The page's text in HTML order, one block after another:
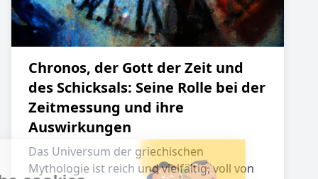
Chronos, der Gott der Zeit und
des Schicksals: Seine Rolle bei der
Zeitmessung und ihre
Auswirkungen
Das Universum der griechischen
Mythologie ist reich und vielfältig, voll von